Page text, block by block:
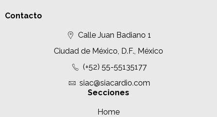
Contacto
Calle Juan Badiano 1
Ciudad de México, D.F., México
(+52) 55-55135177
siac@siacardio.com
Secciones
Home